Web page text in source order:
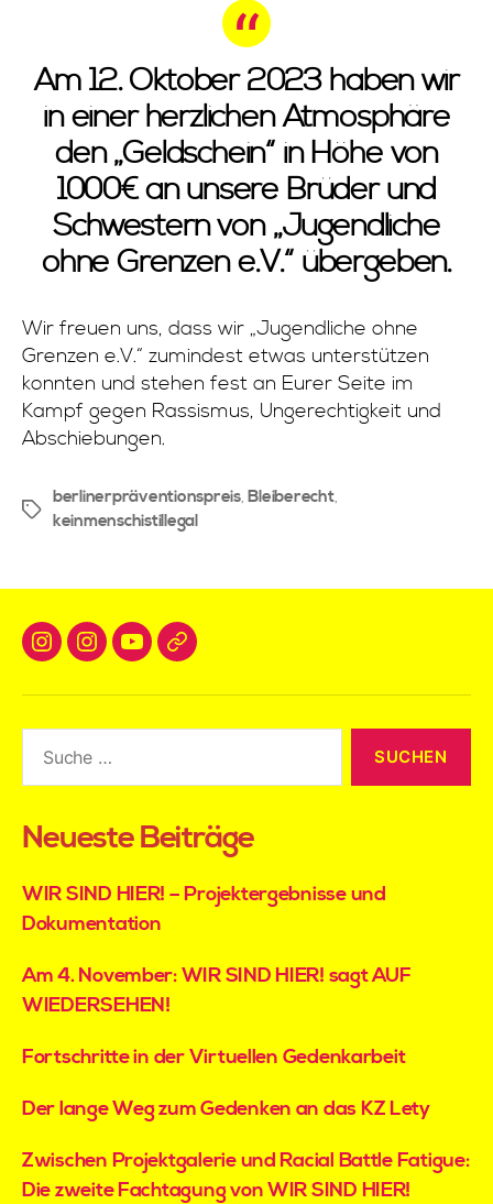
Am 12. Oktober 2023 haben wir
in einer herzlichen Atmosphäre
den „Geldschein“ in Höhe von
1000€ an unsere Brüder und
Schwestern von „Jugendliche
ohne Grenzen e.V.“ übergeben.
Wir freuen uns, dass wir „Jugendliche ohne
Grenzen e.V.“ zumindest etwas unterstützen
konnten und stehen fest an Eurer Seite im
Kampf gegen Rassismus, Ungerechtigkeit und
Abschiebungen.
berlinerpräventionspreis,Bleiberecht,
keinmenschistillegal
Neueste Beiträge
WIR SIND HIER! – Projektergebnisse und
Dokumentation
Am 4. November: WIR SIND HIER! sagt AUF
WIEDERSEHEN!
Fortschritte in der Virtuellen Gedenkarbeit
Der lange Weg zum Gedenken an das KZ Lety
Zwischen Projektgalerie und Racial Battle Fatigue:
Die zweite Fachtagung von WIR SIND HIER!